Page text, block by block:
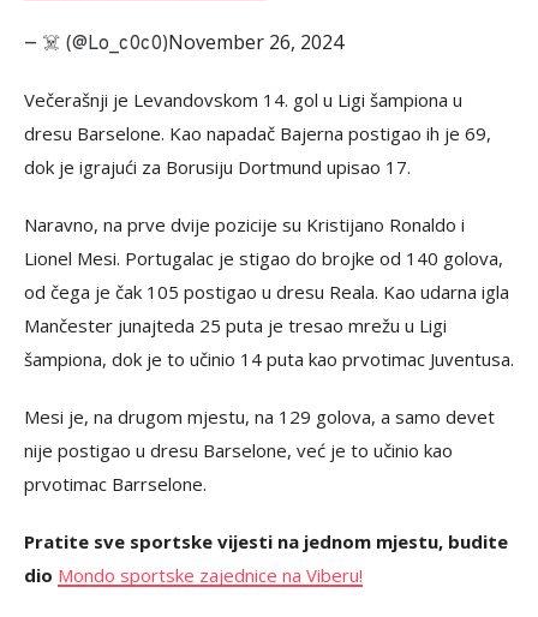
— ‍☠️ (@Lo_c0c0)November 26, 2024
Večerašnji je Levandovskom 14. gol u Ligi šampiona u
dresu Barselone. Kao napadač Bajerna postigao ih je 69,
dok je igrajući za Borusiju Dortmund upisao 17.
Naravno, na prve dvije pozicije su Kristijano Ronaldo i
Lionel Mesi. Portugalac je stigao do brojke od 140 golova,
od čega je čak 105 postigao u dresu Reala. Kao udarna igla
Mančester junajteda 25 puta je tresao mrežu u Ligi
šampiona, dok je to učinio 14 puta kao prvotimac Juventusa.
Mesi je, na drugom mjestu, na 129 golova, a samo devet
nije postigao u dresu Barselone, već je to učinio kao
prvotimac Barrselone.
Pratite sve sportske vijesti na jednom mjestu, budite
dio Mondo sportske zajednice na Viberu!